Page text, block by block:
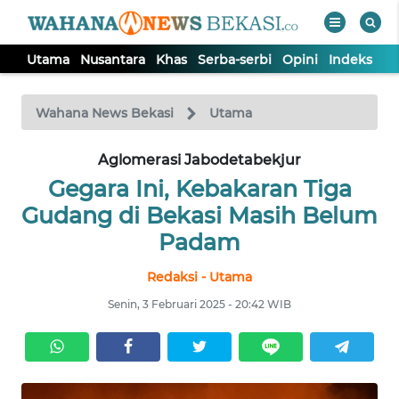
Utama Nusantara Khas Serba-serbi Opini Indeks
Wahana News Bekasi Utama
Aglomerasi Jabodetabekjur
Gegara Ini, Kebakaran Tiga
Gudang di Bekasi Masih Belum
Padam
Redaksi - Utama
Senin, 3 Februari 2025 - 20:42 WIB
TV
Tutup
NUSANTARA
SERBI
OPINI